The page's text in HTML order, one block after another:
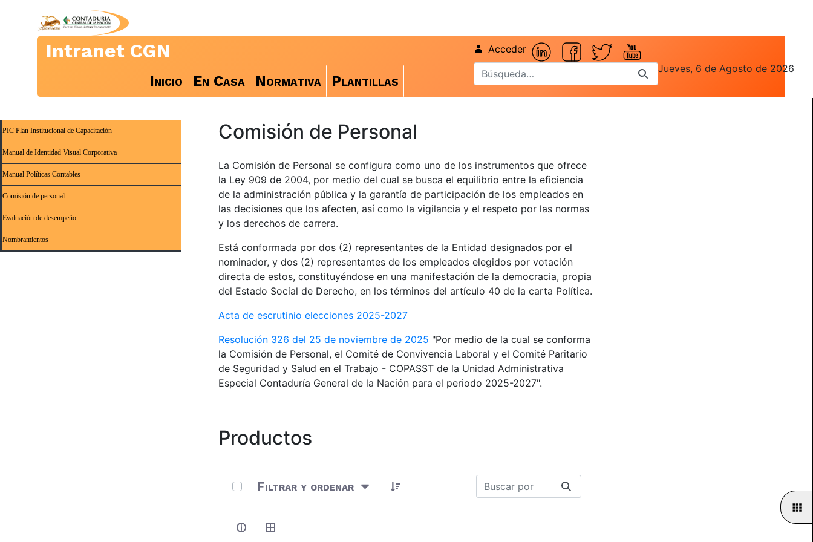
Intranet CGN
Inicio En Casa Normativa Plantillas
Acceder
Jueves, 6 de Agosto de 2026
PIC Plan Institucional de Capacitación
Manual de Identidad Visual Corporativa
Manual Políticas Contables
Comisión de personal
Evaluación de desempeño
Nombramientos
Comisión de Personal
La Comisión de Personal se configura como uno de los instrumentos que ofrece
la Ley 909 de 2004, por medio del cual se busca el equilibrio entre la eficiencia
de la administración pública y la garantía de participación de los empleados en
las decisiones que los afecten, así como la vigilancia y el respeto por las normas
y los derechos de carrera.
Está conformada por dos (2) representantes de la Entidad designados por el
nominador, y dos (2) representantes de los empleados elegidos por votación
directa de estos, constituyéndose en una manifestación de la democracia, propia
del Estado Social de Derecho, en los términos del artículo 40 de la carta Política.
Acta de escrutinio elecciones 2025-2027
Resolución 326 del 25 de noviembre de 2025 "Por medio de la cual se conforma
la Comisión de Personal, el Comité de Convivencia Laboral y el Comité Paritario
de Seguridad y Salud en el Trabajo - COPASST de la Unidad Administrativa
Especial Contaduría General de la Nación para el periodo 2025-2027".
Productos
Filtrar y ordenar